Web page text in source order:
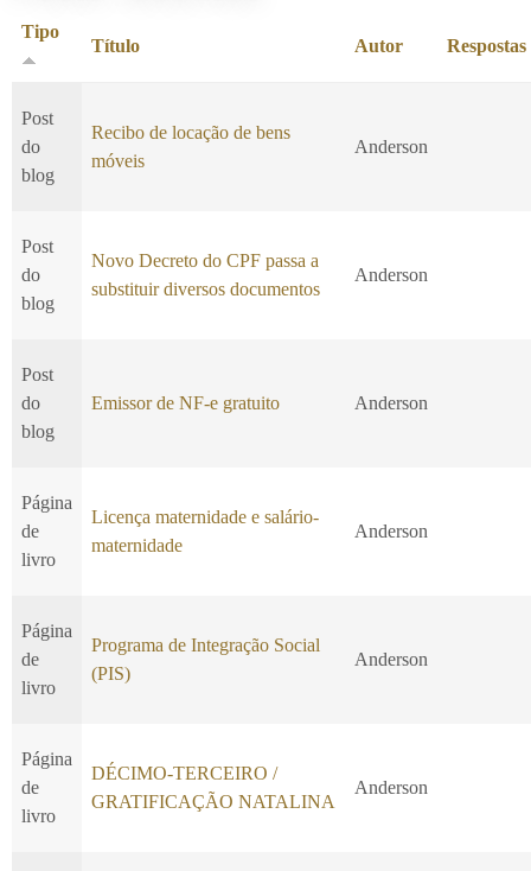
Tipo
Título Autor Respostas
Post
do
blog
Recibo de locação de bens
móveis
Anderson
Post
do
blog
Novo Decreto do CPF passa a
substituir diversos documentos
Anderson
Post
do
blog
Emissor de NF-e gratuito Anderson
Página
de
livro
Licença maternidade e salário-
maternidade
Anderson
Página
de
livro
Programa de Integração Social
(PIS)
Anderson
Página
de
livro
DÉCIMO-TERCEIRO /
GRATIFICAÇÃO NATALINA
Anderson